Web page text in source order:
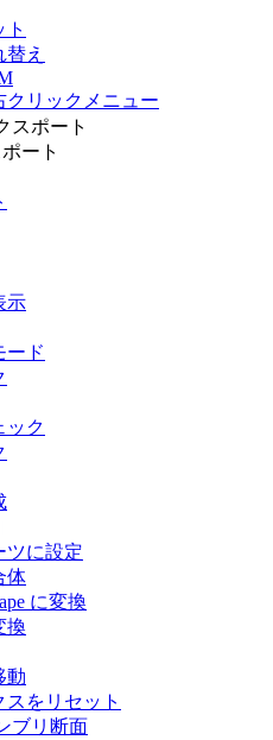
ト
え
クリックメニュー
スポート
ート
示
ード
ック
ツに設定
体
に変換
換
動
をリセット
ブリ断面